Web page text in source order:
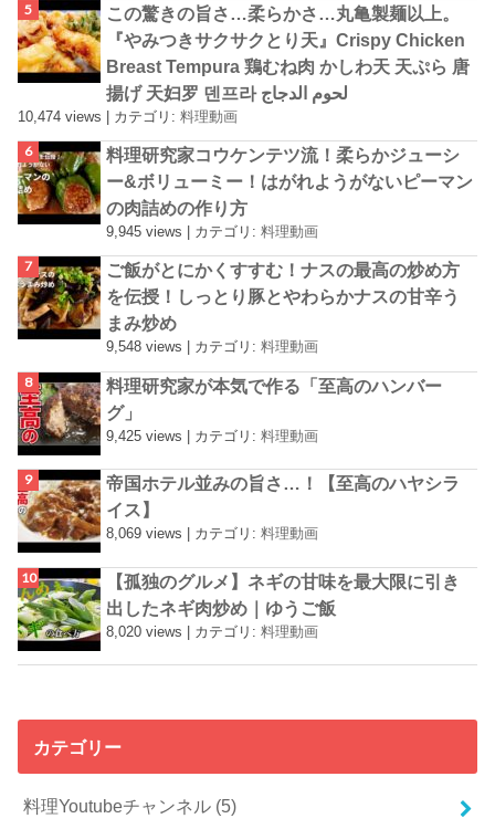
この驚きの旨さ…柔らかさ…丸亀製麺以上。
『やみつきサクサクとり天』Crispy Chicken
Breast Tempura 鶏むね肉 かしわ天 天ぷら 唐
揚げ 天妇罗 덴프라 لحوم الدجاج
10,474 views | カテゴリ:料理動画
料理研究家コウケンテツ流！柔らかジューシ
ー&ボリューミー！はがれようがないピーマン
の肉詰めの作り方
9,945 views カテゴリ:料理動画
ご飯がとにかくすすむ！ナスの最高の炒め方
を伝授！しっとり豚とやわらかナスの甘辛う
まみ炒め
9,548 views カテゴリ:料理動画
料理研究家が本気で作る「至高のハンバー
グ」
9,425 views カテゴリ:料理動画
帝国ホテル並みの旨さ…！【至高のハヤシラ
イス】
8,069 views カテゴリ:料理動画
【孤独のグルメ】ネギの甘味を最大限に引き
出したネギ肉炒め｜ゆうご飯
8,020 views | カテゴリ:料理動画
カテゴリー
料理Youtubeチャンネル (5)